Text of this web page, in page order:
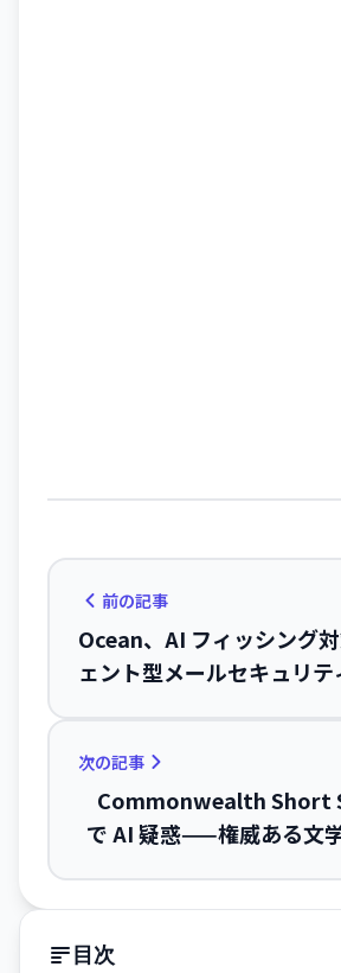
前の記事
Ocean、AI フィッシング
ェント型メールセキュリ
次の記事
Commonwealth Short
で AI 疑惑——権威ある文
目次